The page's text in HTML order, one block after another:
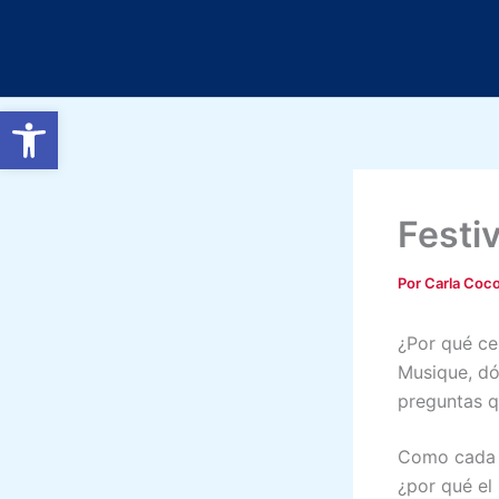
Abrir barra de herramientas
PorCarla
¿Por qué
Musique,
preguntas
Como
¿por qué el